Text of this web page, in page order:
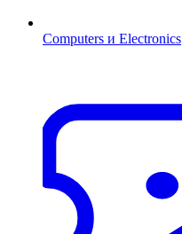
Computers и Electronics